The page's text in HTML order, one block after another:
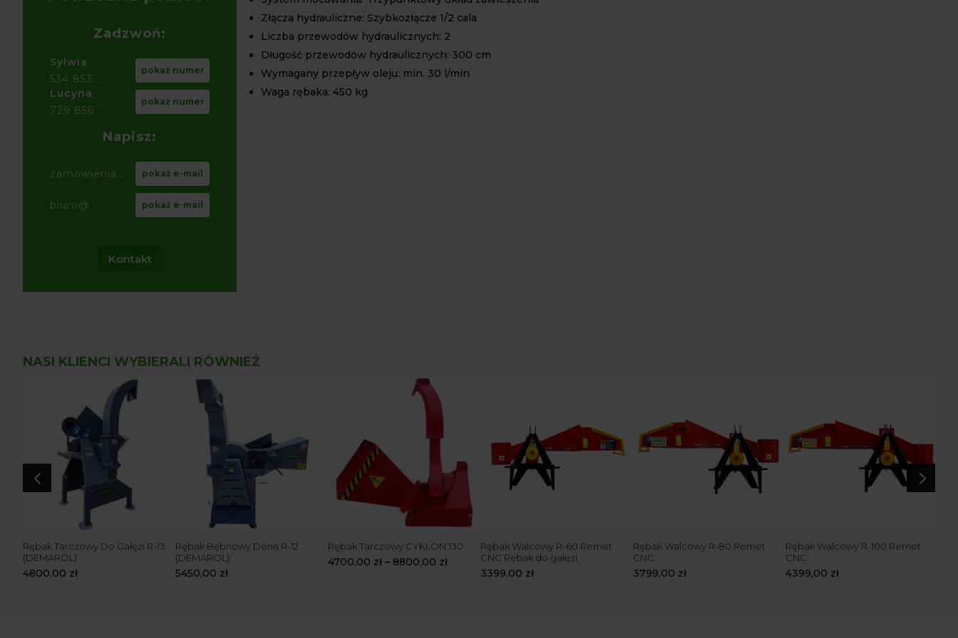
Zadzwoń:
Sylwia
534 853 ...
pokaż numer
Lucyna
729 856 ...
pokaż numer
Napisz:
zamowienia@ ... pokaż e-mail
biuro@ ... pokaż e-mail
Kontakt
Złącza hydrauliczne: Szybkozłącze 1/2 cala
Liczba przewodów hydraulicznych: 2
Długość przewodów hydraulicznych: 300 cm
Wymagany przepływ oleju: min. 30 l/min
Waga rębaka: 450 kg
NASI KLIENCI WYBIERALI RÓWNIEŻ
4
Rębak Tarczowy Do Gałęzi R-13
(DEMAROL)
4800,00 zł
Rębak Bębnowy Denis R-12
(DEMAROL)
5450,00 zł
Rębak Tarczowy CYKLON 130
4700,00 zł – 8800,00 zł
Rębak Walcowy R-60 Remet
CNC Rębak do gałęzi
3399,00 zł
Rębak Walcowy R-80 Remet
CNC
3799,00 zł
Rębak Walcowy R-100 Remet
CNC
4399,00 zł
5